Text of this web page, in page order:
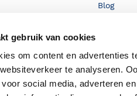
gebruik van cookies
om content en advertenties
te analyseren.
social media, adverteren
Blog